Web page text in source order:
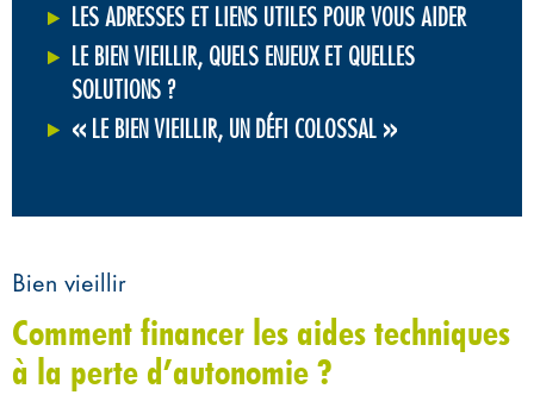
LES ADRESSES ET LIENS UTILES POUR VOUS AIDER
LE BIEN VIEILLIR, QUELS ENJEUX ET QUELLES
SOLUTIONS ?
« LE BIEN VIEILLIR, UN DÉFI COLOSSAL »
Bien vieillir
Comment financer les aides techniques
à la perte d’autonomie ?